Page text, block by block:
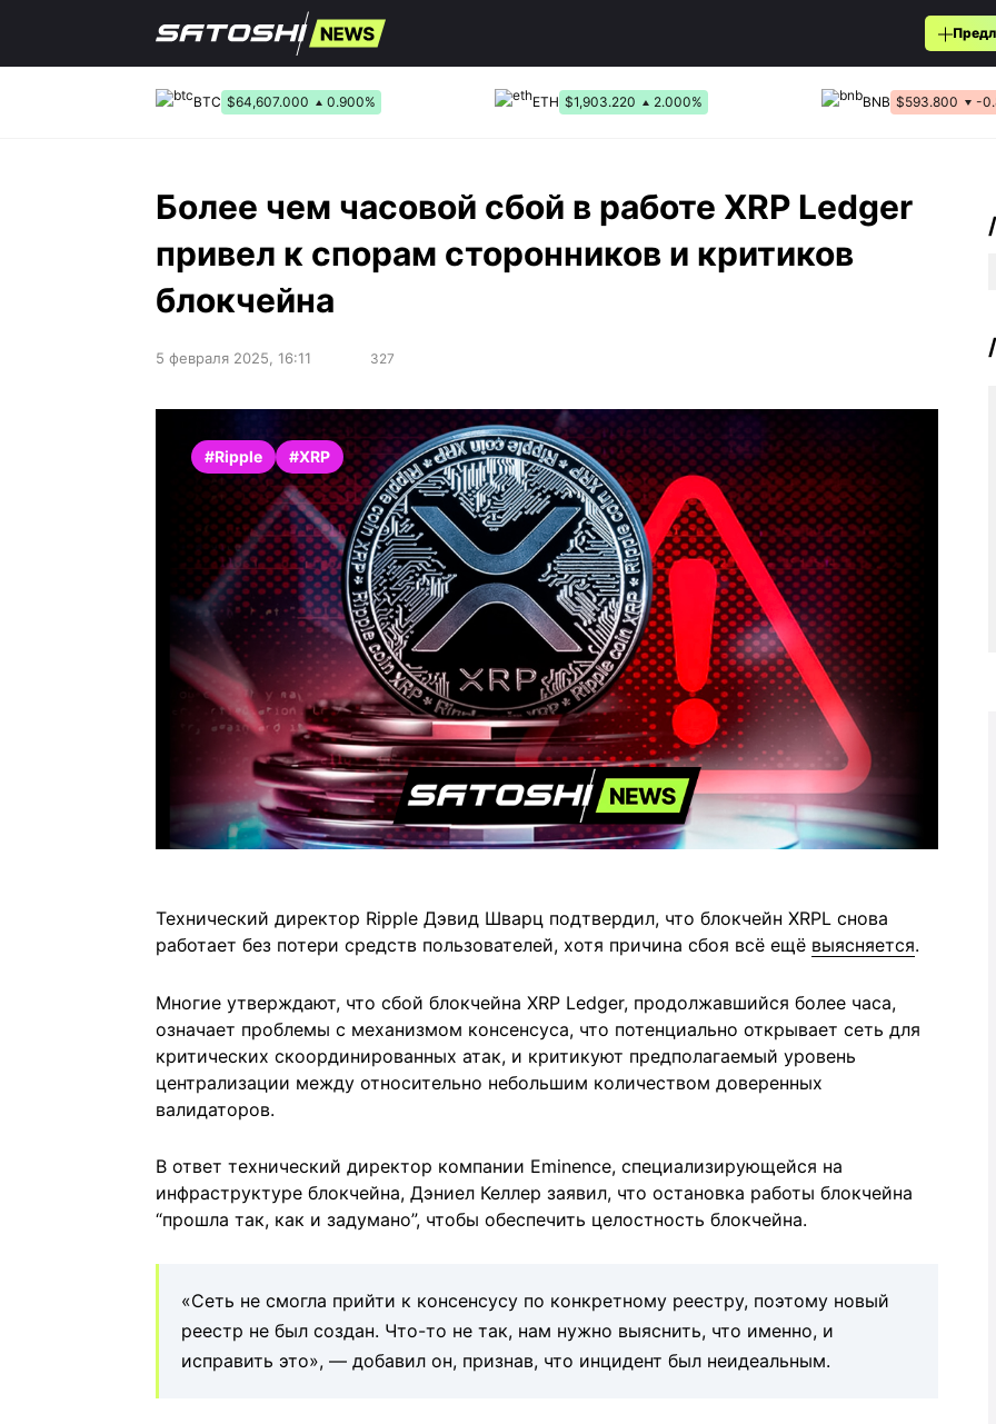
BTC $64,607.000 0.900% ETH $1,903.220 2.000% BNB $593.800 -
Более чем часовой сбой в работе XRP Ledger
привел к спорам сторонников и критиков
блокчейна
5 февраля 2025, 16:11 327
#Ripple #XRP
Технический директор Ripple Дэвид Шварц подтвердил, что блокчейн XRPL снова
работает без потери средств пользователей, хотя причина сбоя всё ещё выясняется.
Многие утверждают, что сбой блокчейна XRP Ledger, продолжавшийся более часа,
означает проблемы с механизмом консенсуса, что потенциально открывает сеть для
критических скоординированных атак, и критикуют предполагаемый уровень
централизации между относительно небольшим количеством доверенных
валидаторов.
В ответ технический директор компании Eminence, специализирующейся на
инфраструктуре блокчейна, Дэниел Келлер заявил, что остановка работы блокчейна
“прошла так, как и задумано”, чтобы обеспечить целостность блокчейна.
«Сеть не смогла прийти к консенсусу по конкретному реестру, поэтому новый
реестр не был создан. Что-то не так, нам нужно выяснить, что именно, и
исправить это», — добавил он, признав, что инцидент был неидеальным.